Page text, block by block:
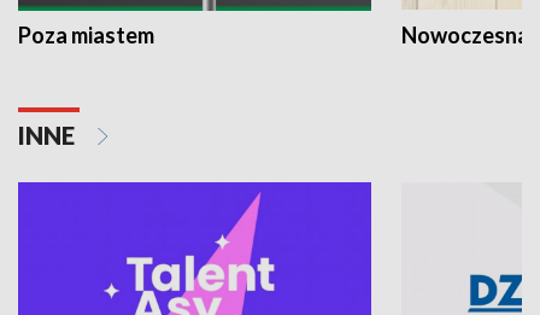
Poza miastem Nowoczesna
INNE